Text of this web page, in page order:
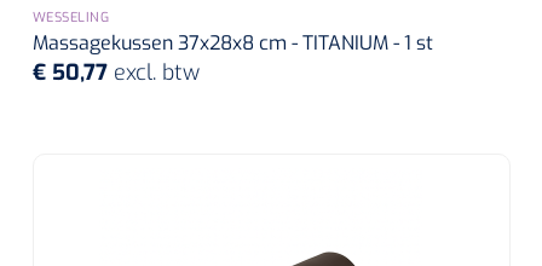
WESSELING
Massagekussen 37x28x8 cm - TITANIUM - 1 st
€ 50,77 excl. btw